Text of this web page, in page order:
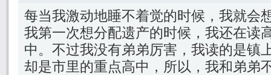
每当我激动地睡不着觉的时候，我就会
我第一次想分配遗产的时候，我还在读
中。不过我没有弟弟厉害，我读的是镇
却是市里的重点高中，所以，我和弟弟